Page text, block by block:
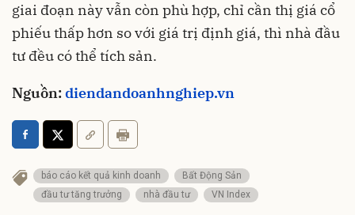
giai đoạn này vẫn còn phù hợp, chỉ cần thị giá cổ
phiếu thấp hơn so với giá trị định giá, thì nhà đầu
tư đều có thể tích sản.
Nguồn:diendandoanhnghiep.vn
báo cáo kết quả kinh doanh
Bất Động Sản
đầu tư tăng trưởng
nhà đầu tư VN Index